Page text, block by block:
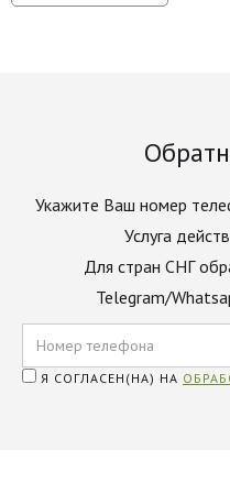
Укажите Ваш номер
Услуга
Для стран СНГ
Telegram/
Я СОГЛАСЕН(НА) НА